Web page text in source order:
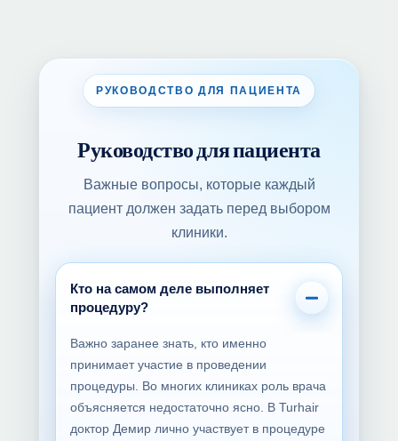
РУКОВОДСТВО ДЛЯ ПАЦИЕНТА
Руководство для пациента
Важные вопросы, которые каждый
пациент должен задать перед выбором
клиники.
Кто на самом деле выполняет
процедуру?
Важно заранее знать, кто именно
принимает участие в проведении
процедуры. Во многих клиниках роль врача
объясняется недостаточно ясно. В Turhair
доктор Демир лично участвует в процедуре